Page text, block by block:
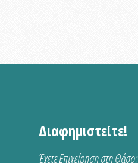
Διαφημιστείτε!
Έχετε Επιχείρηση στη Θάσο;